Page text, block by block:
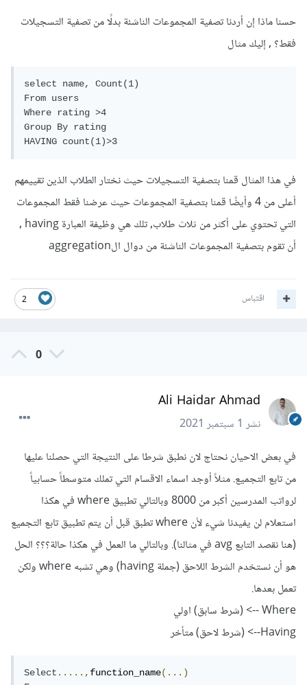
حسنا ماذا إن أردنا تصفية المجموعات الناشئة بدلًا من تصفية التسجيلات
فقط؟ , إليك مثال
select name, Count(1)
From users
Where rating >4
Group By rating
HAVING count(1)>3
في هذا المثال قمنا بتصفية التسجيلات حيث نختار الطلاب الذين تقييمهم
أعلى من 4 وأيضًا قمنا بتصفية المجموعات حيث عرضنا فقط المجموعات
التي تحتوي على أكثر من ثلاث طلاب, تلك هي وظيفة العبارة having ,
أن تقوم بتصفية المجموعات الناشئة من دوال الaggregation
2 اقتباس
0
Ali Haidar Ahmad
نشر1 سبتمبر 2021
في بعض الاحيان نحتاج لان نطبق شرطا على النتيجة التي حصلنا عليها
من تابع التجميع. مثلاً أوجد اسماء الاقسام التي تملك متوسطاً حسابياً
لرواتب المدرسين أكبر من 8000 وبالتالي تطبيق where في هكذا
استعلام لن يفيدنا شيء لأن where تطبق قبل أن يتم تطبيق تابع التجميع
(هنا نقصد التابع avg في مثالنا). وبالتالي ما العمل في هكذا حالة؟؟؟ الحل
هو أن نستخدم الشرط اللاحق (جملة having) وهي تشبه where ولكن
تعمل بعدها.
Where --> (شرط سابق) اولي
Having--> (شرط لاحق) متأخر
Select.....,function_name(...)